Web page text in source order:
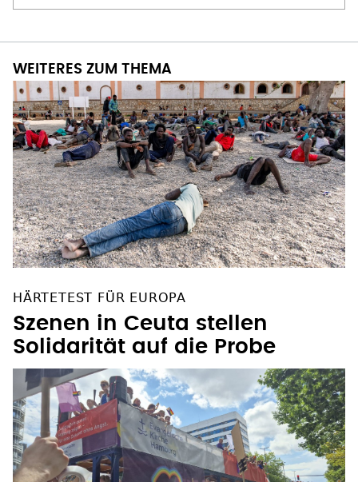
WEITERES ZUM THEMA
HÄRTETEST FÜR EUROPA
Szenen in Ceuta stellen
Solidarität auf die Probe